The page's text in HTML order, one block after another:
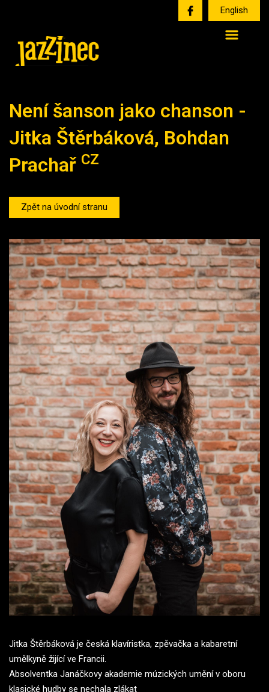
English
Není šanson jako chanson -
Jitka Štěrbáková, Bohdan
Prachař CZ
Zpět na úvodní stranu
Jitka Štěrbáková je česká klavíristka, zpěvačka a kabaretní
umělkyně žijící ve Francii.
Absolventka Janáčkovy akademie múzických umění v oboru
klasické hudby se nechala zlákat